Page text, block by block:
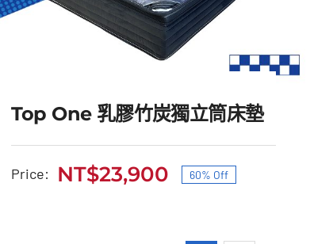
Top One 乳膠竹炭獨立筒床墊
Price:
原
NT$23,900
目
60% Off